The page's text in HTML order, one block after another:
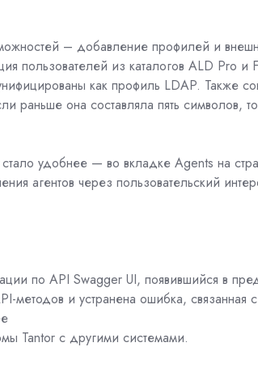
– добавление профилей и
пользователей из каталогов ALD Pro и
как профиль LDAP. Также
раньше она составляла пять символов,
удобнее — во вкладке Agents на
агентов через пользовательский
по API Swagger UI, появившийся в
и устранена ошибка, связанная
Tantor с другими системами.